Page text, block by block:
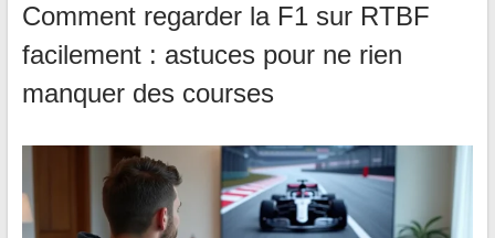
Comment regarder la F1 sur RTBF
facilement : astuces pour ne rien
manquer des courses